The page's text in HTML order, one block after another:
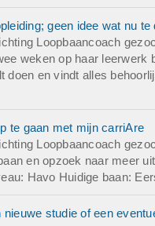
geen idee wat nu te
Loopbaancoach
weken op haar leerwerk
en vindt alles
te gaan met mijn carriAre
Loopbaancoach
en opzoek naar meer
Havo Huidige baan:
studie of een